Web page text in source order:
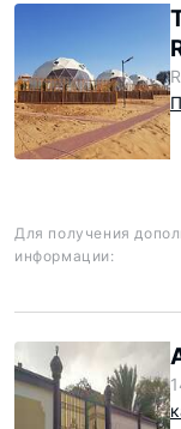
Для получения
информации: